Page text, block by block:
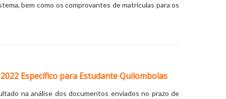
bem como os comprovantes de matrículas para os
Específico para Estudante Quilombolas
na análise dos documentos enviados no prazo de